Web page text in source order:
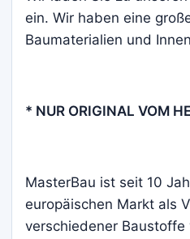
ein. Wir haben eine
Baumaterialien und
* NUR ORIGINAL VOM
MasterBau ist seit 10
europäischen Markt als
verschiedener Baustoffe